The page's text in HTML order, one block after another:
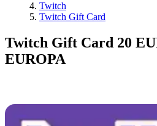
Twitch
Twitch Gift Card
Twitch Gift Card 20
EUROPA